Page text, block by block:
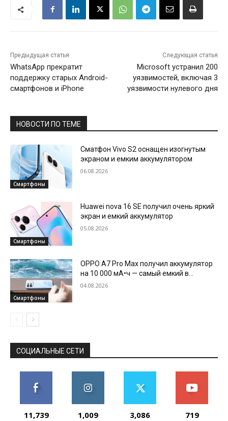
Предыдущая статья
WhatsApp прекратит
поддержку старых Android-
смартфонов и iPhone
Следующая статья
Microsoft устранил 200
уязвимостей, включая 3
уязвимости нулевого дня
НОВОСТИ ПО ТЕМЕ
Смартфоны
Сматфон Vivo S2 оснащен изогнутым
экраном и емким аккумулятором
06.08.2026
Смартфоны
Huawei nova 16 SE получил очень яркий
экран и емкий аккумулятор
05.08.2026
Смартфоны
OPPO A7 Pro Max получил аккумулятор
на 10 000 мА•ч — самый емкий в
истории бренда
04.08.2026
СОЦИАЛЬНЫЕ СЕТИ
11,739 1,009 3,086 719